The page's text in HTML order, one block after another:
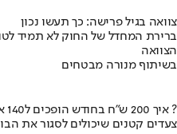
צוואה בגיל פרישה: כך תעשו נכון
ברירת המחדל של החוק לא תמיד
הצוואה
בשיתוף מנורה מבטחים
איך 200 ש"ח בחודש הופכים ל140 אלף ?
צעדים קטנים שיכולים לסגור את